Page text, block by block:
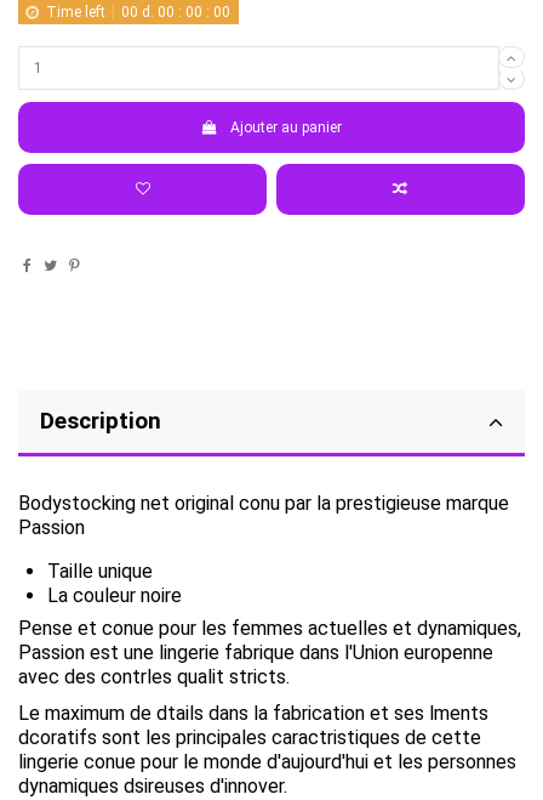
Time left 00 d. 00 :00 :00
Ajouter au panier
Description
Bodystocking net original conu par la prestigieuse marque
Passion
Taille unique
La couleur noire
Pense et conue pour les femmes actuelles et dynamiques,
Passion est une lingerie fabrique dans l'Union europenne
avec des contrles qualit stricts.
Le maximum de dtails dans la fabrication et ses lments
dcoratifs sont les principales caractristiques de cette
lingerie conue pour le monde d'aujourd'hui et les personnes
dynamiques dsireuses d'innover.